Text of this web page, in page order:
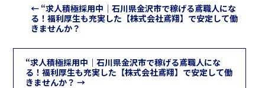
← “求人積極採用中｜石川県金沢市で稼げる鳶職人にな
る！福利厚生も充実した【株式会社鳶翔】で安定して働
きませんか？
“求人積極採用中｜石川県金沢市で稼げる鳶職人にな
る！福利厚生も充実した【株式会社鳶翔】で安定して働
きませんか？→